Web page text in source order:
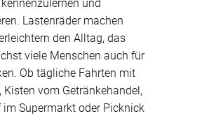
und
Lastenräder machen
den Alltag, das
viele Menschen auch für
Ob tägliche Fahrten mit
Kisten vom Getränkehandel,
im Supermarkt oder Picknick